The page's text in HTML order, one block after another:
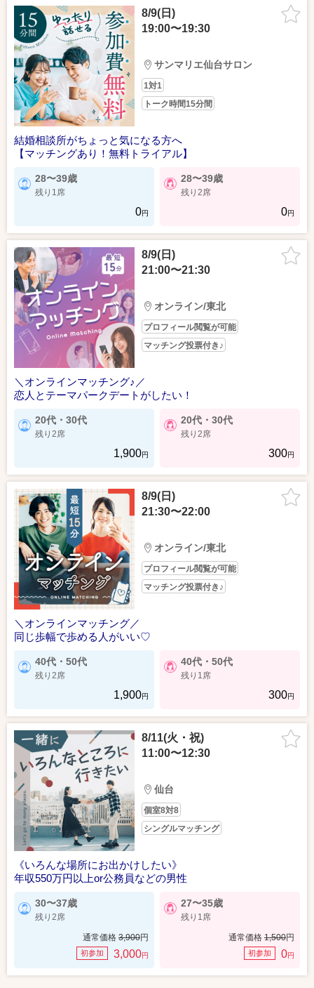
8/9(日)
19:00〜19:30
サンマリエ仙台サロン
1対1
トーク時間15分間
結婚相談所がちょっと気になる方へ
【マッチングあり！無料トライアル】
28〜39歳
残り1席
0円
28〜39歳
残り2席
0円
8/9(日)
21:00〜21:30
オンライン/東北
プロフィール閲覧が可能
マッチング投票付き♪
＼オンラインマッチング♪／
恋人とテーマパークデートがしたい！
20代・30代
残り2席
1,900円
20代・30代
残り2席
300円
8/9(日)
21:30〜22:00
オンライン/東北
プロフィール閲覧が可能
マッチング投票付き♪
＼オンラインマッチング／
同じ歩幅で歩める人がいい♡
40代・50代
残り2席
1,900円
40代・50代
残り1席
300円
8/11(火・祝)
11:00〜12:30
仙台
個室8対8
シングルマッチング
《いろんな場所にお出かけしたい》
年収550万円以上or公務員などの男性
30〜37歳
残り2席
通常価格 3,900円
初参加 3,000円
27〜35歳
残り1席
通常価格 1,500円
初参加 0円